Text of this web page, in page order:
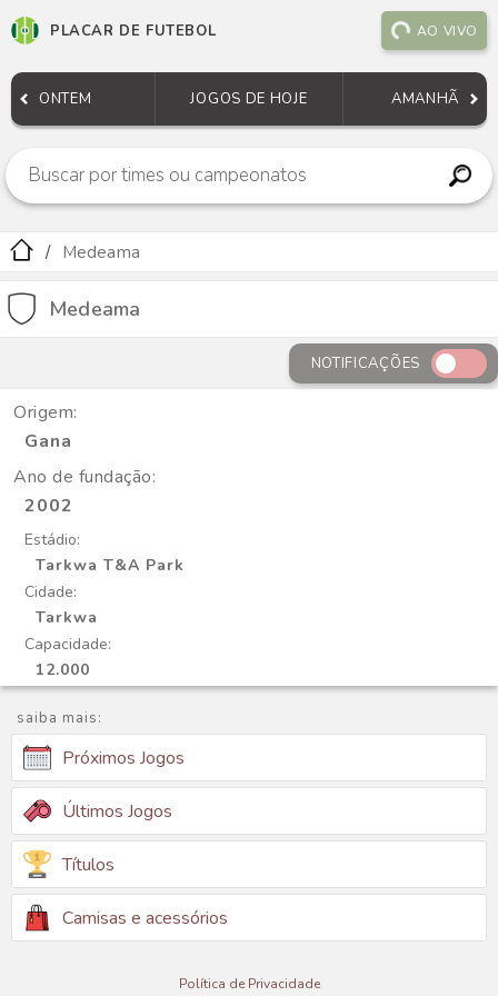
PLACAR DE FUTEBOL AO VIVO
ONTEM JOGOS DE HOJE AMANHÃ
Medeama
Medeama
NOTIFICAÇÕES
Origem:
Gana
Ano de fundação:
2002
Estádio:
Tarkwa T&A Park
Cidade:
Tarkwa
Capacidade:
12.000
saiba mais:
Próximos Jogos
Últimos Jogos
Títulos
Camisas e acessórios
Política de Privacidade